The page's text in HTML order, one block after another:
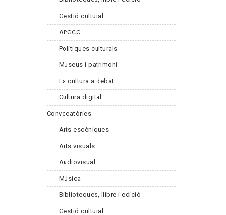
Gestió cultural
APGCC
Polítiques culturals
Museus i patrimoni
La cultura a debat
Cultura digital
Convocatòries
Arts escèniques
Arts visuals
Audiovisual
Música
Biblioteques, llibre i edició
Gestió cultural